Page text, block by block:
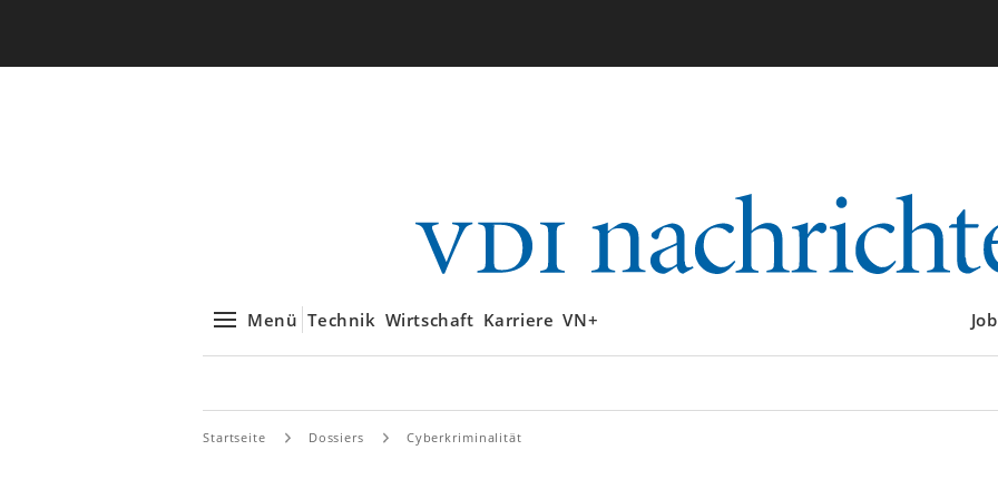
Menü Technik Wirtschaft Karriere VN+
Startseite Dossiers Cyberkriminalität